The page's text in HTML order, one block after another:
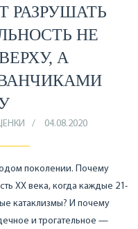
РАЗРУШАТЬ
НЕ
А
04.08.2020
поколении. Почему
XX века, когда каждые 21-
катаклизмы? И почему
и трогательное —